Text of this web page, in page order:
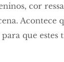
cor
Acontece
que estes